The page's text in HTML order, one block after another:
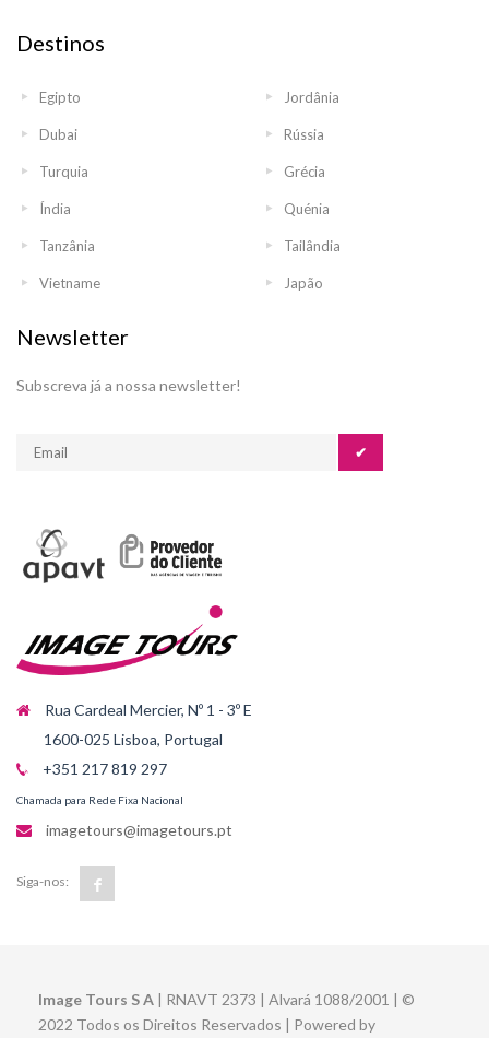
Destinos
Egipto Jordânia
Dubai Rússia
Turquia Grécia
Índia Quénia
Tanzânia Tailândia
Vietname Japão
Newsletter
Subscreva já a nossa newsletter!
✔
Rua Cardeal Mercier, Nº 1 - 3º E
1600-025 Lisboa, Portugal
+351 217 819 297
Chamada para Rede Fixa Nacional
imagetours@imagetours.pt
Siga-nos:
Image Tours S A | RNAVT 2373 | Alvará 1088/2001 | ©
2022 Todos os Direitos Reservados | Powered by